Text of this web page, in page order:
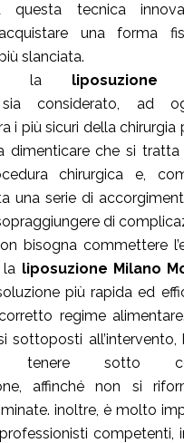
questa tecnica
una forma
slanciata.
la liposuzione
considerato, ad
i più sicuri della chirurgia
dimenticare che si tratta
chirurgica e,
una serie di
di
bisogna commettere
la liposuzione Milano
più rapida ed
regime
sottoposti all’intervento,
tenere sotto
affinché non si
inoltre, è molto
competenti,